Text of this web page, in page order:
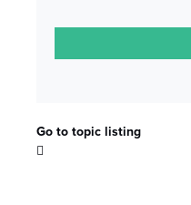
Go to topic listing